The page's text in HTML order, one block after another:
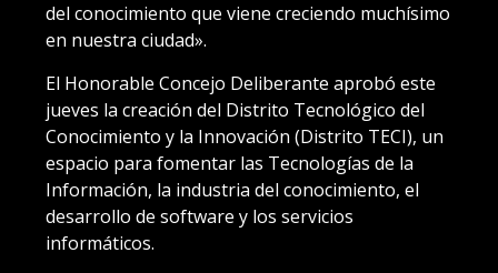
del conocimiento que viene creciendo muchísimo
en nuestra ciudad».
El Honorable Concejo Deliberante aprobó este
jueves la creación del Distrito Tecnológico del
Conocimiento y la Innovación (Distrito TECI), un
espacio para fomentar las Tecnologías de la
Información, la industria del conocimiento, el
desarrollo de software y los servicios
informáticos.